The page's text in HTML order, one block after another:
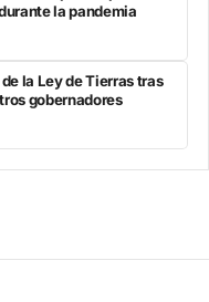
la pandemia
la Ley de Tierras tras
gobernadores